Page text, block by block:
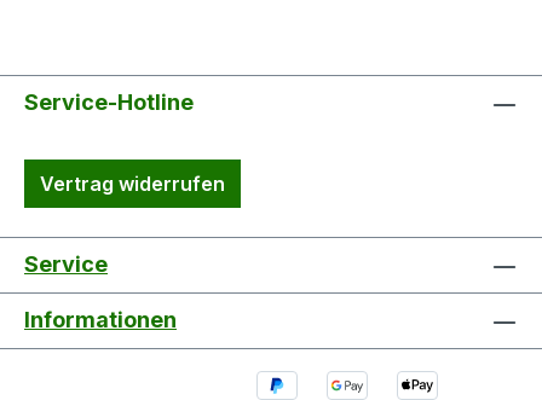
Service-Hotline
Vertrag widerrufen
Service
Informationen